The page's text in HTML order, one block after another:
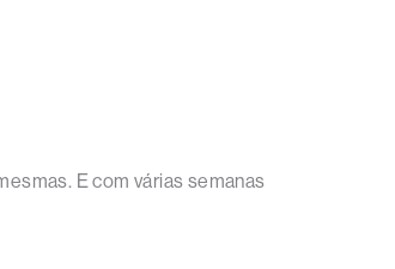
E com várias semanas